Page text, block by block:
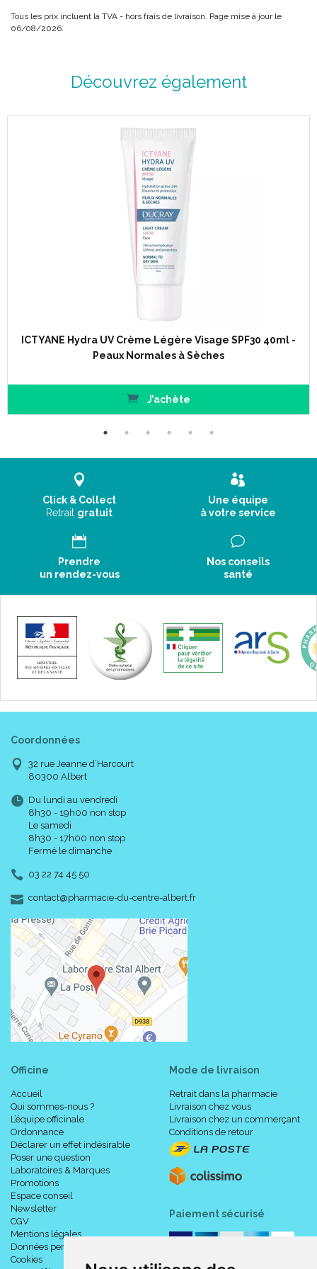
Tous les prix incluent la TVA - hors frais de livraison. Page mise à jour le
06/08/2026.
Découvrez également
ICTYANE Hydra UV Crème Légère Visage SPF30 40ml -
Peaux Normales à Sèches
J’achète
Click & Collect
Retrait gratuit
Une équipe
à votre service
Prendre
un rendez-vous
Nos conseils
santé
Coordonnées
32 rue Jeanne d’Harcourt
80300 Albert
Du lundi au vendredi
8h30 - 19h00 non stop
Le samedi
8h30 - 17h00 non stop
Fermé le dimanche
03 22 74 45 50
contact-
@-
pharmacie-du-centre-albert.fr
Officine
Accueil
Qui sommes-nous ?
L’équipe officinale
Ordonnance
Déclarer un effet indésirable
Poser une question
Laboratoires & Marques
Promotions
Espace conseil
Newsletter
CGV
Mentions légales
Données personnelles
Cookies
Mode de livraison
Retrait dans la pharmacie
Livraison chez vous
Livraison chez un commerçant
Conditions de retour
Paiement sécurisé